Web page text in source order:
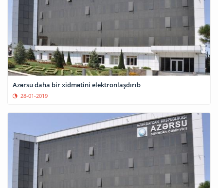
Azərsu daha bir xidmətini elektronlaşdırıb
28-01-2019